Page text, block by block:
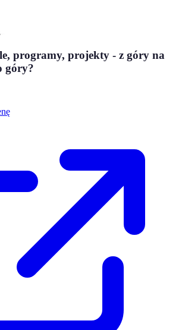
programy, projekty - z góry na
góry?